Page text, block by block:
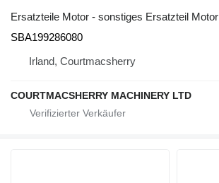
Ersatzteile Motor - sonstiges Ersatzteil Motor
SBA199286080
Irland, Courtmacsherry
COURTMACSHERRY MACHINERY LTD